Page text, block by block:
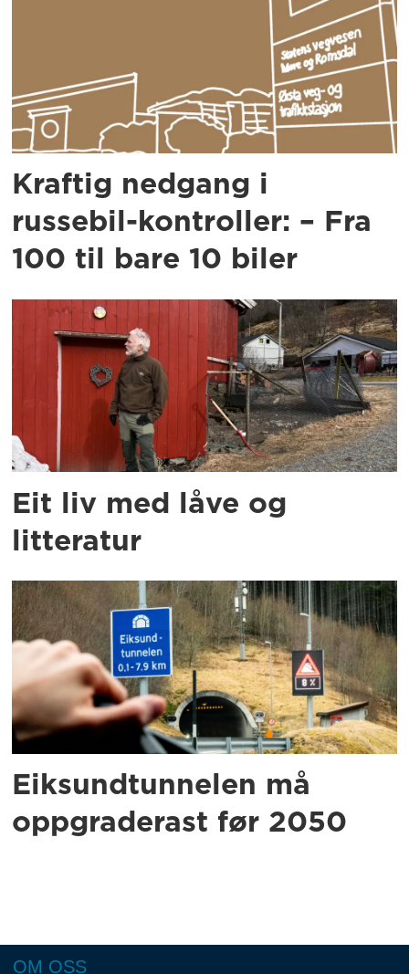
Kraftig nedgang i
russebil-kontroller: – Fra
100 til bare 10 biler
Eit liv med låve og
litteratur
Eiksundtunnelen må
oppgraderast før 2050
OM OSS